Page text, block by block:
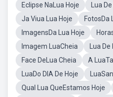
Eclipse NaLua Hoje
Lua
Ja Viua Lua Hoje
FotosDa
ImagensDa Lua Hoje
Imagem LuaCheia
Lua
Face DeLua Cheia
A
LuaDo DIA De Hoje
Qual Lua QueEstamos Hoje